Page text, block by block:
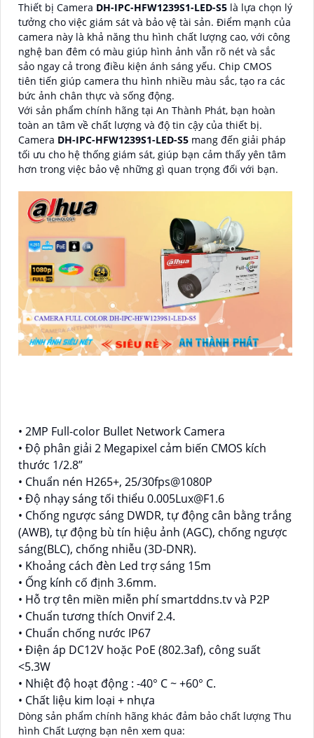
Thiết bị Camera DH-IPC-HFW1239S1-LED-S5 là lựa chọn lý
tưởng cho việc giám sát và bảo vệ tài sản. Điểm mạnh của
camera này là khả năng thu hình chất lượng cao, với công
nghệ ban đêm có màu giúp hình ảnh vẫn rõ nét và sắc
sảo ngay cả trong điều kiện ánh sáng yếu. Chip CMOS
tiên tiến giúp camera thu hình nhiều màu sắc, tạo ra các
bức ảnh chân thực và sống động.
Với sản phẩm chính hãng tại An Thành Phát, bạn hoàn
toàn an tâm về chất lượng và độ tin cậy của thiết bị.
Camera DH-IPC-HFW1239S1-LED-S5 mang đến giải pháp
tối ưu cho hệ thống giám sát, giúp bạn cảm thấy yên tâm
hơn trong việc bảo vệ những gì quan trọng đối với bạn.
• 2MP Full-color Bullet Network Camera
• Độ phân giải 2 Megapixel cảm biến CMOS kích
thước 1/2.8”
• Chuẩn nén H265+, 25/30fps@1080P
• Độ nhạy sáng tối thiểu 0.005Lux@F1.6
• Chống ngược sáng DWDR, tự động cân bằng trắng
(AWB), tự động bù tín hiệu ảnh (AGC), chống ngược
sáng(BLC), chống nhiễu (3D-DNR).
• Khoảng cách đèn Led trợ sáng 15m
• Ống kính cố định 3.6mm.
• Hỗ trợ tên miền miễn phí smartddns.tv và P2P
• Chuẩn tương thích Onvif 2.4.
• Chuẩn chống nước IP67
• Điện áp DC12V hoặc PoE (802.3af), công suất
<5.3W
• Nhiệt độ hoạt động : -40° C ~ +60° C.
• Chất liệu kim loại + nhựa
Dòng sản phẩm chính hãng khác đảm bảo chất lượng Thu
hình Chất Lượng bạn nên xem qua: